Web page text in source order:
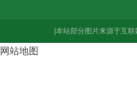
|本站部分图片来源于互
网站地图